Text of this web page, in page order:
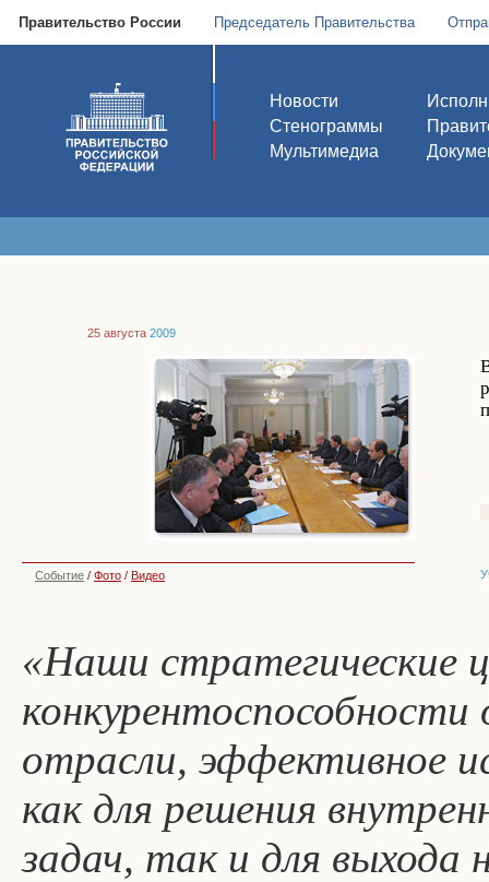
Правительство России Председатель Правительства
Новости
Стенограммы
Мультимедиа
25 августа 2009
Событие / Фото / Видео
«Наши стратегические
конкурентоспособности
отрасли, эффективное
как для решения
задач, так и для выхода